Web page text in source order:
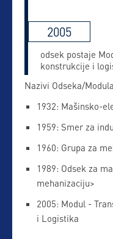
2005
odsek postaje
konstrukcije i
Nazivi Odseka/
1932: Mašinsko-
1959: Smer za
1960: Grupa za
1989: Odsek za
mehanizaciju>
2005: Modul -
i Logistika